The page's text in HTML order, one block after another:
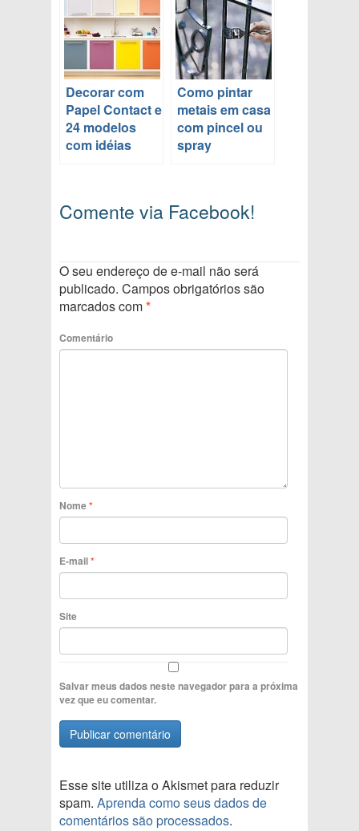
Decorar com
Papel Contact e
24 modelos
com idéias
Como pintar
metais em casa
com pincel ou
spray
Comente via Facebook!
O seu endereço de e-mail não será
publicado. Campos obrigatórios são
marcados com*
Comentário
Nome*
E-mail*
Site
Salvar meus dados neste navegador para a próxima
vez que eu comentar.
Esse site utiliza o Akismet para reduzir
spam. Aprenda como seus dados de
comentários são processados.